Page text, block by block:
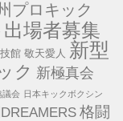
プロキック
出場者募集
館 敬天愛人 新型
ク 新極真会
議会 日本キックボクシン
格闘